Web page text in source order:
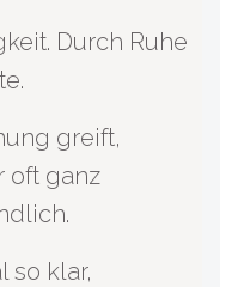
Durch Ruhe
greift,
oft ganz
so klar,